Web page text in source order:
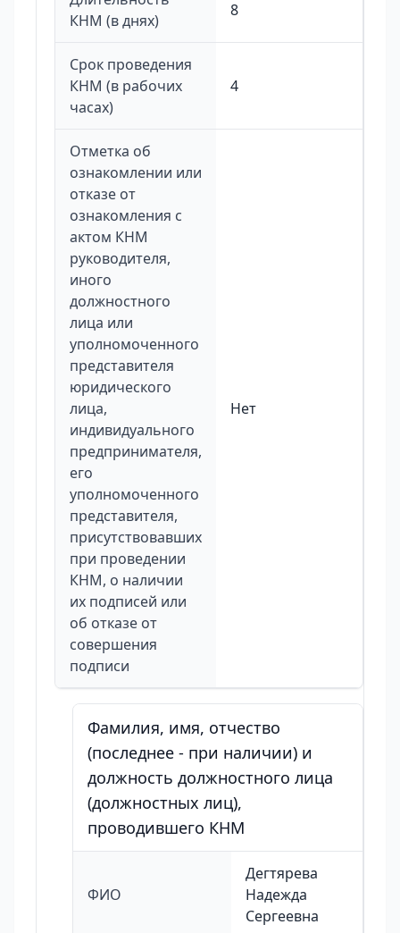
КНМ (в днях)
8
Срок проведения
КНМ (в рабочих
часах)
4
Отметка об
ознакомлении или
отказе от
ознакомления с
актом КНМ
руководителя,
иного
должностного
лица или
уполномоченного
представителя
юридического
лица,
индивидуального
предпринимателя,
его
уполномоченного
представителя,
присутствовавших
при проведении
КНМ, о наличии
их подписей или
об отказе от
совершения
подписи
Нет
Фамилия, имя, отчество
(последнее - при наличии) и
должность должностного лица
(должностных лиц),
проводившего КНМ
ФИО
Дегтярева
Надежда
Сергеевна